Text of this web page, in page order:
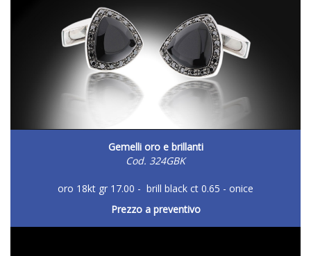
Gemelli oro e brillanti
Cod. 324GBK
oro 18kt gr 17.00 - brill black ct 0.65 - onice
Prezzo a preventivo